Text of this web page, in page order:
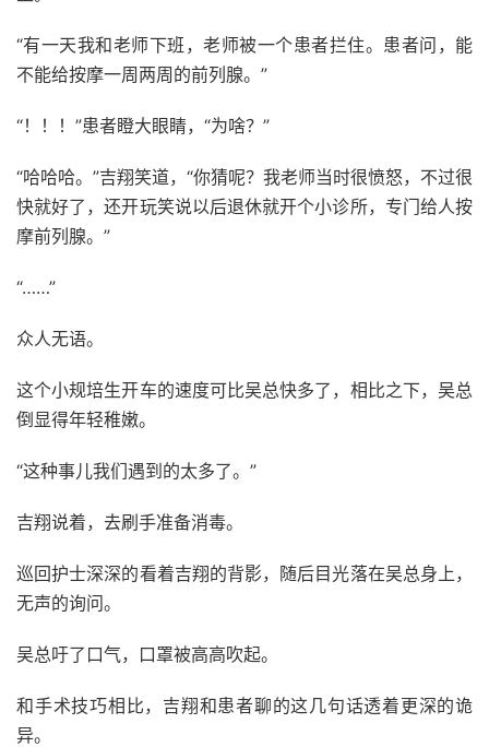
“有一天我和老师下班，老师被一个患者拦住。患者问，能
不能给按摩一周两周的前列腺。”
“！！！”患者瞪大眼睛，“为啥？”
“哈哈哈。”吉翔笑道，“你猜呢？我老师当时很愤怒，不过很
快就好了，还开玩笑说以后退休就开个小诊所，专门给人按
摩前列腺。”
“……”
众人无语。
这个小规培生开车的速度可比吴总快多了，相比之下，吴总
倒显得年轻稚嫩。
“这种事儿我们遇到的太多了。”
吉翔说着，去刷手准备消毒。
巡回护士深深的看着吉翔的背影，随后目光落在吴总身上，
无声的询问。
吴总吁了口气，口罩被高高吹起。
和手术技巧相比，吉翔和患者聊的这几句话透着更深的诡
异。